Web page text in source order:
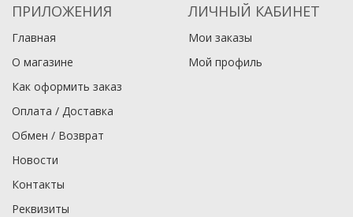
ПРИЛОЖЕНИЯ
Главная
О магазине
Как оформить заказ
Оплата / Доставка
Обмен / Возврат
Новости
Контакты
Реквизиты
ЛИЧНЫЙ КАБИНЕТ
Мои заказы
Мой профиль